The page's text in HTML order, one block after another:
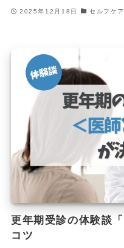
2025年12月18日 セルフケア
更年期受診の体験談
コツ